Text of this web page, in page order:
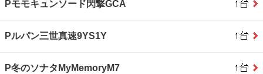
Pモモキュンソード閃撃GCA
Pルパン三世真速9YS1Y
P冬のソナタMyMemoryM7